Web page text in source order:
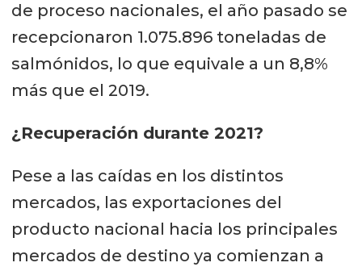
de proceso nacionales, el año pasado se
recepcionaron 1.075.896 toneladas de
salmónidos, lo que equivale a un 8,8%
más que el 2019.
¿Recuperación durante 2021?
Pese a las caídas en los distintos
mercados, las exportaciones del
producto nacional hacia los principales
mercados de destino ya comienzan a